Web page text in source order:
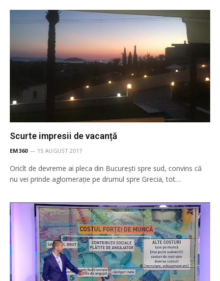
Scurte impresii de vacanță
EM360 15 AUGUST 2017
Oricît de devreme ai pleca din București spre sud, convins că
nu vei prinde aglomerație pe drumul spre Grecia, tot…